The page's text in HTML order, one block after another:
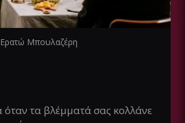
Ερατώ Μπουλαζέρη
τα βλέμματά σας κολλάνε